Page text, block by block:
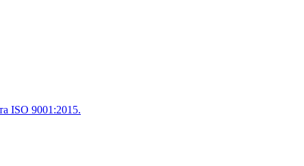
ISO 9001:2015.